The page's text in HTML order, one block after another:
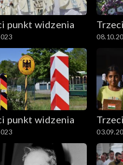
punkt widzenia
punkt widzenia